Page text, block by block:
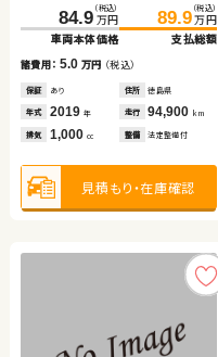
84.9 （税込）
万円
車両本体価格
89.9 （税込）
万円
支払総額
諸費用：5.0 万円 （税込）
保証 あり 住所 徳島県
年式 2019 年 走行 94,900 km
排気 1,000 cc 整備 法定整備付
見積もり・在庫確認
127.7 （税込）
万円
車両本体価格
134.6 （税込）
万円
支払総額
諸費用：6.9 万円 （税込）
保証 あり 住所 福島県
年式 2022 年 走行 17,700 km
排気 660cc 整備 法定整備付
見積もり・在庫確認
140.1 （税込）
万円
車両本体価格
150.6 （税込）
万円
支払総額
諸費用：10.5万円（税込）
保証 あり 住所 埼玉県
年式 2015 年 走行 13,800 km
排気 1,800 cc 整備 なし
見積もり・在庫確認
81.6 （税込）
万円
車両本体価格
89.5 （税込）
万円
支払総額
諸費用：7.9 万円 （税込）
保証 なし 住所 埼玉県
年式 2021 年 走行 14,800 km
排気 660cc 整備 なし
見積もり・在庫確認